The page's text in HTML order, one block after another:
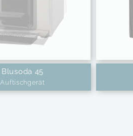
Blusoda 45
Auftischgerät